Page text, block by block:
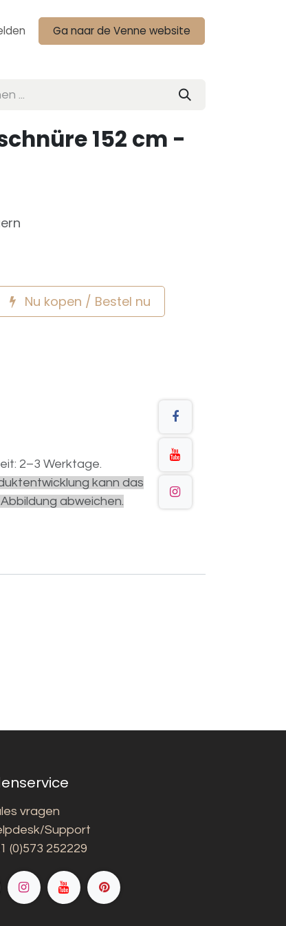
Ga naar de Venne website
152 cm -
Nu kopen / Bestel nu
2–3 Werktage.
kann das
abweichen.
vragen
Support
(0)573 252229